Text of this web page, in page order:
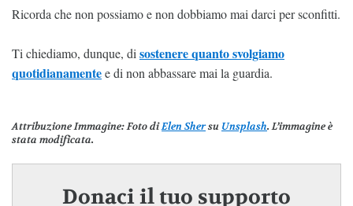
Ricorda che non possiamo e non dobbiamo mai darci per sconfitti.
Ti chiediamo, dunque, di sostenere quanto svolgiamo
quotidianamentee di non abbassare mai la guardia.
Attribuzione Immagine: Foto diElen Shersu Unsplash. L’immagine è
stata modificata.
Donaci il tuo supporto